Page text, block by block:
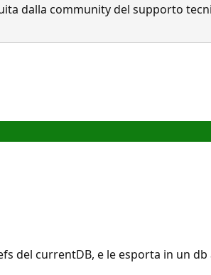
dalla community del supporto
del currentDB, e le esporta in un